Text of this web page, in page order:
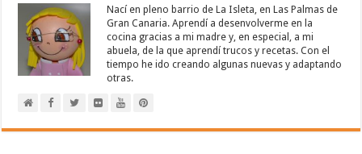
Nací en pleno barrio de La Isleta, en Las Palmas de
Gran Canaria. Aprendí a desenvolverme en la
cocina gracias a mi madre y, en especial, a mi
abuela, de la que aprendí trucos y recetas. Con el
tiempo he ido creando algunas nuevas y adaptando
otras.